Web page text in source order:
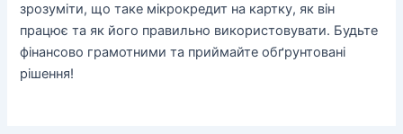
зрозуміти, що таке мікрокредит на картку, як він
працює та як його правильно використовувати. Будьте
фінансово грамотними та приймайте обґрунтовані
рішення!